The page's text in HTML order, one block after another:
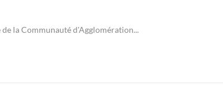
la Communauté d'Agglomération...